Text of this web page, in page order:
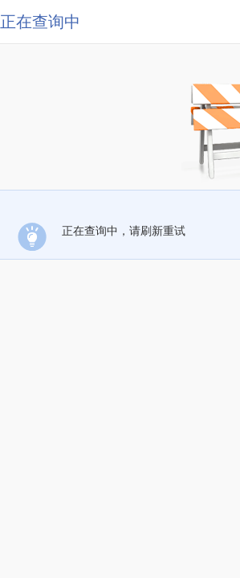
正在查询中
正在查询中，请刷新重试